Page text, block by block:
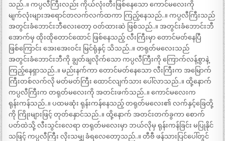
သည်..။ ကပ္ပလီကြီးလည်း ကိုယ်လုံးတီးဖြစ်နေသော ကောင်မလေးကို
မျက်လုံးများအရောင်တလက်လက်ထကာ ကြည့်နေသည်..။ ကပ္ပလီကြီးသည်
အတွင်းခံဘောင်းဘီလေးတော့ ဝတ်ထားဆဲ ဖြစ်သည်..။ အတွင်းခံဘောင်းဘီ
အောက်မှ ထိုးထိုတောင်ထောင် ဖြစ်နေသည့် လီးကြီးမှာ တောင်မတ်နေပြီ
ဖြစ်ကြောင်း အေးအေးဝင်း မြင်ရုံနှင့် သိသည်..။ တရုတ်မလေးသည်
အတွင်းခံဘောင်းဘီကို ချွတ်ချလိုက်သော ကပ္ပလီကြီးကို ကြောက်လန့်စွာနဲ့
ကြည့်နေရှာသည်..။ မည်းနက်ကာ တောင်မတ်နေသော လီးကြီးက အမြောက်
ကြီးတစ်လက်လို မတ်မတ်ကြီး ထောင်လျက်သား ပေါ်လာသည်..။ ထို့နောက်
ကပ္ပလီကြီးက တရုတ်မလေးကို အတင်းဖက်သည်..။ ကောင်မလေးက
ရုန်းကန်သည်..။ ပထမဆုံး ရုန်းကန်နေသည့် တရုတ်မလေး၏ လက်နှင့်ခြေတို့
ကို ကြိုးများဖြင့် တုတ်နှောင်သည်..။ ထို့နောက် အတင်းတက်ခွကာ စောက်
ပတ်ထဲသို့ လီးသွင်းလေရာ တရုတ်မလေးမှာ ဘယ်လိုမှ ရုန်းကန်ခြင်း မပြုနိုင်
သဖြင့် ကပ္ပလီကြီး လိုးသမျှ ခံရလေတော့သည်..။ တီဗီ ဖန်သားပြင်ပေါ်တွင်